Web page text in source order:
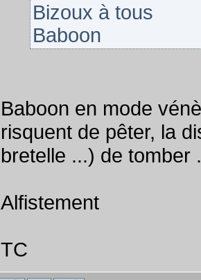
Bizoux à tous
Baboon
Baboon en mode
risquent de pêter, la
bretelle ...) de
Alfistement
TC